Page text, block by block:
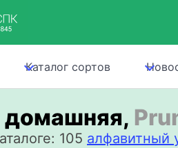
Каталог сортов
домашняя,
105 алфавитный